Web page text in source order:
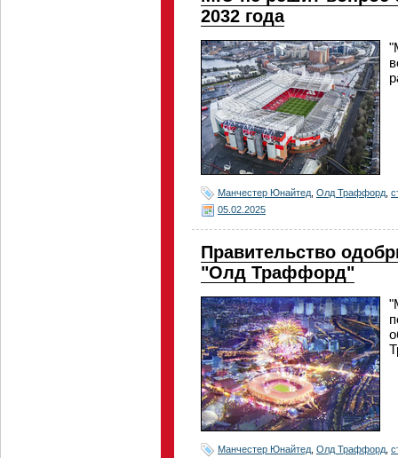
2032 года
Манчестер Юнайтед Олд Траффорд
05.02.2025
Правительство
"Олд Траффорд"
Манчестер Юнайтед Олд Траффорд